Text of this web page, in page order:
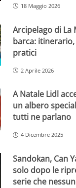
18 Maggio 2026
Arcipelago di La
barca:
pratici
2 Aprile 2026
A Natale Lidl
un albero
tutti ne parlano
4 Dicembre 2025
Sandokan, Can
solo dopo le
serie che